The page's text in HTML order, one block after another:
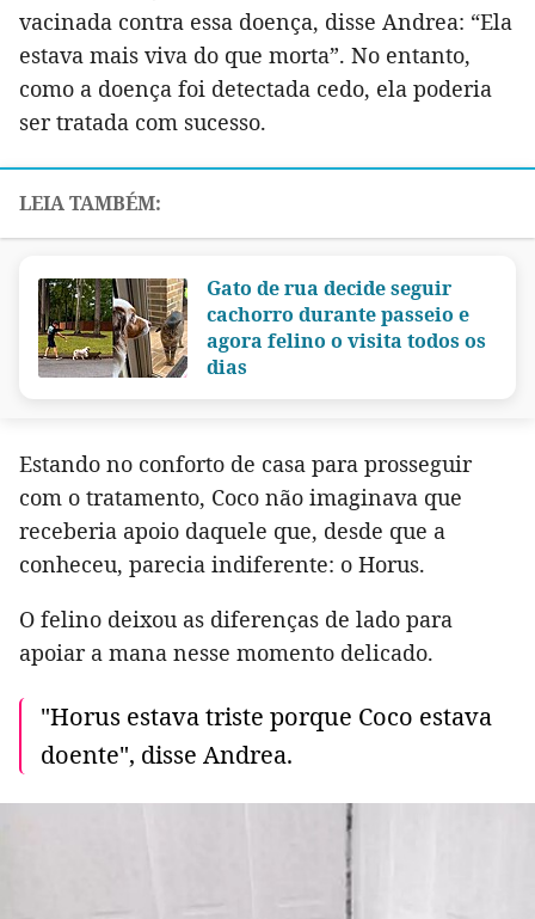
vacinada contra essa doença, disse Andrea: “Ela
estava mais viva do que morta”. No entanto,
como a doença foi detectada cedo, ela poderia
ser tratada com sucesso.
Gato de rua decide seguir
cachorro durante passeio e
agora felino o visita todos os
dias
Estando no conforto de casa para prosseguir
com o tratamento, Coco não imaginava que
receberia apoio daquele que, desde que a
conheceu, parecia indiferente: o Horus.
O felino deixou as diferenças de lado para
apoiar a mana nesse momento delicado.
"Horus estava triste porque Coco estava
doente", disse Andrea.